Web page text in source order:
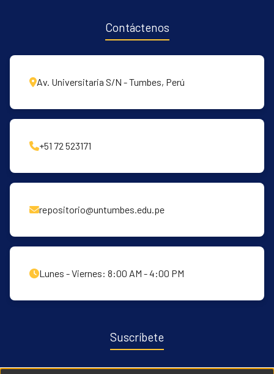
Contáctenos
Av. Universitaria S/N - Tumbes, Perú
+51 72 523171
repositorio@untumbes.edu.pe
Lunes - Viernes: 8:00 AM - 4:00 PM
Suscríbete